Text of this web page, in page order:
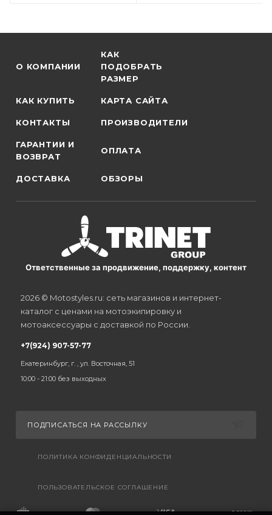
О КОМПАНИИ
КАК
ПОДОБРАТЬ
РАЗМЕР
КАК КУПИТЬ КАРТА САЙТА
КОНТАКТЫ ПРОИЗВОДИТЕЛИ
ГАРАНТИИ И
ВОЗВРАТ
ОПЛАТА
ДОСТАВКА ОБЗОРЫ
Ответственные за продвижение, поддержку, контент
2026 © Motostyles.ru: сеть магазинов и интернет-
каталог с ценами на мотоэкипировку и
мотоаксессуары с доставкой по России.
+7(924) 907-57-77
Екатеринбург, г. , ул. Восточная, 51
10:00 - 21:00 без выходных
ПОДПИСАТЬСЯ НА РАССЫЛКУ
ПОЛИТИКА КОНФИДЕНЦИАЛЬНОСТИ
ПОЛЬЗОВАТЕЛЬСКОЕ СОГЛАШЕНИЕ